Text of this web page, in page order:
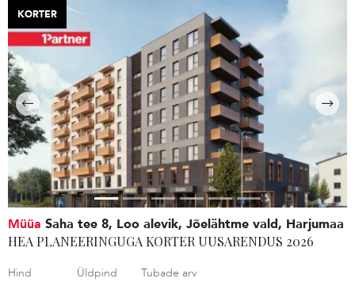
KORTER
Müüa Saha tee 8, Loo alevik, Jõelähtme vald, Harjumaa
HEA PLANEERINGUGA KORTER UUSARENDUS 2026
Hind
Üldpind
Tubade arv